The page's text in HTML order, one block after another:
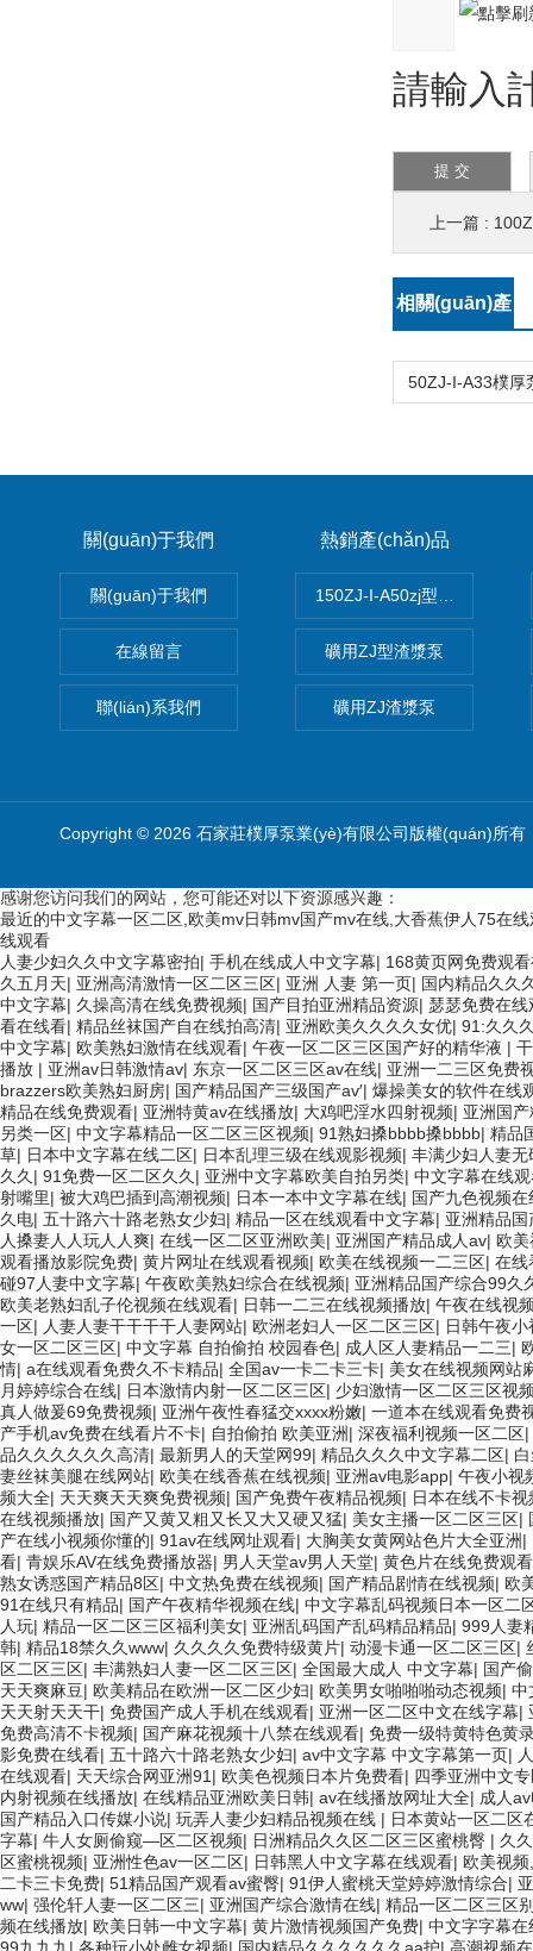
請輸入
上一篇 :
相關(guān)產
關(guān)于我們
關(guān)于我們
在線留言
聯(lián)系我們
熱銷產(chǎn)品
150ZJ-I-A50zj型渣漿泵
礦用ZJ型渣漿泵
礦用ZJ渣漿泵
Copyright © 2026 石家莊樸厚泵業(yè)有限公司版權(quán)所有
感谢您访问我们的网站，您可能还对以下资源感兴趣：
最近的中文字幕一区二区,欧美mv日韩mv国产mv在线,大香蕉伊人75在
线观看
人妻少妇久久中文字幕密拍| 手机在线成人中文字幕| 168黄页网免费观
久五月天| 亚洲高清激情一区二区三区| 亚洲 人妻 第一页| 国内精品久久
中文字幕| 久操高清在线免费视频| 国产目拍亚洲精品资源| 瑟瑟免费在线
看在线看| 精品丝袜国产自在线拍高清| 亚洲欧美久久久久女优| 91:久久
中文字幕| 欧美熟妇激情在线观看| 午夜一区二区三区国产好的精华液 |
播放 | 亚洲av日韩激情av| 东京一区二区三区av在线| 亚洲一二三区免费
brazzers欧美熟妇厨房| 国产精品国产三级国产av′| 爆操美女的软件在线
精品在线免费观看| 亚洲特黄av在线播放| 大鸡吧淫水四射视频| 亚洲国
另类一区| 中文字幕精品一区二区三区视频| 91熟妇搡bbbb搡bbbb| 精品
草| 日本中文字幕在线二区| 日本乱理三级在线观影视频| 丰满少妇人妻无
久久 | 91免费一区二区久久 | 亚洲中文字幕欧美自拍另类| 中文字幕在线
射嘴里| 被大鸡巴插到高潮视频| 日本一本中文字幕在线| 国产九色视频在
久电| 五十路六十路老熟女少妇| 精品一区在线观看中文字幕| 亚洲精品国
人搡妻人人玩人人爽| 在线一区二区亚洲欧美| 亚洲国产精品成人av| 欧
观看播放影院免费| 黄片网址在线观看视频| 欧美在线视频一二三区| 在线
碰97人妻中文字幕| 午夜欧美熟妇综合在线视频| 亚洲精品国产综合99久
欧美老熟妇乱子伦视频在线观看| 日韩一二三在线视频播放| 午夜在线视
一区| 人妻人妻干干干干人妻网站| 欧洲老妇人一区二区三区| 日韩午夜
女一区二区三区| 中文字幕 自拍偷拍 校园春色| 成人区人妻精品一二三|
情| a在线观看免费久不卡精品| 全国av一卡二卡三卡| 美女在线视频网站
月婷婷综合在线| 日本激情内射一区二区三区| 少妇激情一区二区三区视
真人做爰69免费视频| 亚洲午夜性春猛交xxxx粉嫩| 一道本在线观看免费
产手机av免费在线看片不卡| 自拍偷拍 欧美亚洲| 深夜福利视频一区二区|
品久久久久久久高清| 最新男人的天堂网99| 精品久久久中文字幕二区|
妻丝袜美腿在线网站| 欧美在线香蕉在线视频| 亚洲av电影app| 午夜小视
频大全| 天天爽天天爽免费视频| 国产免费午夜精品视频| 日本在线不卡视
在线视频播放| 国产又黄又粗又长又大又硬又猛| 美女主播一区二区三区|
产在线小视频你懂的| 91av在线网址观看| 大胸美女黄网站色片大全亚洲|
看| 青娱乐AV在线免费播放器| 男人天堂av男人天堂| 黄色片在线免费观
熟女诱惑国产精品8区| 中文热免费在线视频| 国产精品剧情在线视频| 欧
91在线只有精品| 国产午夜精华视频在线| 中文字幕乱码视频日本一区二
人玩| 精品一区二区三区福利美女| 亚洲乱码国产乱码精品精品| 999人妻
韩| 精品18禁久久www| 久久久久免费特级黄片| 动漫卡通一区二区三区|
区二区三区| 丰满熟妇人妻一区二区三区| 全国最大成人 中文字幕| 国产
天天爽麻豆| 欧美精品在欧洲一区二区少妇| 欧美男女啪啪啪动态视频| 中
天天射天天干| 免费国产成人手机在线观看| 亚洲一区二区中文在线字幕|
免费高清不卡视频| 国产麻花视频十八禁在线观看| 免费一级特黄特色黄
影免费在线看| 五十路六十路老熟女少妇| av中文字幕 中文字幕第一页|
在线观看| 天天综合网亚洲91 | 欧美色视频日本片免费看| 四季亚洲中文
内射视频在线播放| 在线精品亚洲欧美日韩| av在线播放网址大全| 成人
国产精品入口传媒小说| 玩弄人妻少妇精品视频在线 | 日本黄站一区二区
字幕| 牛人女厕偷窥—区二区视频| 日洲精品久久区二区三区蜜桃臀 | 久
区蜜桃视频| 亚洲性色av一区二区| 日韩黑人中文字幕在线观看| 欧美视
二卡三卡免费| 51精品国产观看av蜜臀| 91伊人蜜桃天堂婷婷激情综合|
ww| 强伦轩人妻一区二区三| 亚洲国产综合激情在线| 精品一区二区三区
频在线播放| 欧美日韩一中文字幕| 黄片激情视频国产免费| 中文字字幕